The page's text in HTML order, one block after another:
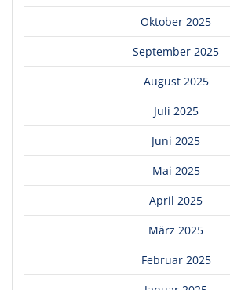
Oktober 2025
September 2025
August 2025
Juli 2025
Juni 2025
Mai 2025
April 2025
März 2025
Februar 2025